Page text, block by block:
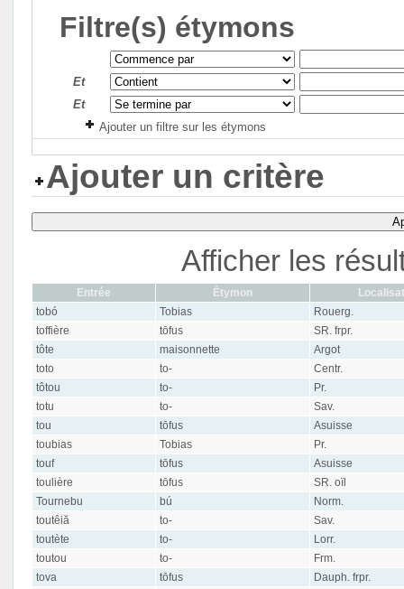
Filtre(s) étymons
Et
Et
Ajouter un filtre sur les étymons
Ajouter un critère
Afficher les
Entrée Étymon
tobó
Tobias
Rouerg.
toffière
tōfus
SR. frpr.
tôte
maisonnette
Argot
toto
to-
Centr.
tôtou
to-
Pr.
totu
to-
Sav.
tou
tōfus
Asuisse
toubias
Tobias
Pr.
touf
tōfus
Asuisse
toulière
tōfus
SR. oïl
Tournebu
bú
Norm.
toutêiă
to-
Sav.
toutète
to-
Lorr.
toutou
to-
Frm.
tova
tōfus
Dauph. frpr.